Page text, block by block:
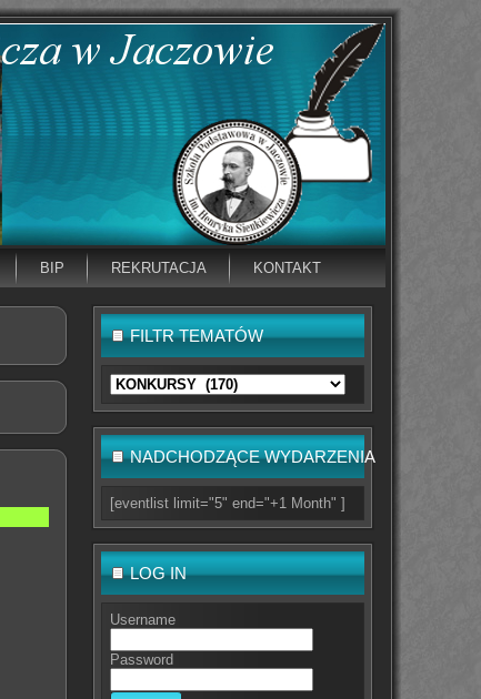
BIP REKRUTACJA KONTAKT
FILTR TEMATÓW
Filtr
tematów
NADCHODZĄCE WYDARZENIA
[eventlist limit="5" end="+1 Month" ]
LOG IN
Username
Password